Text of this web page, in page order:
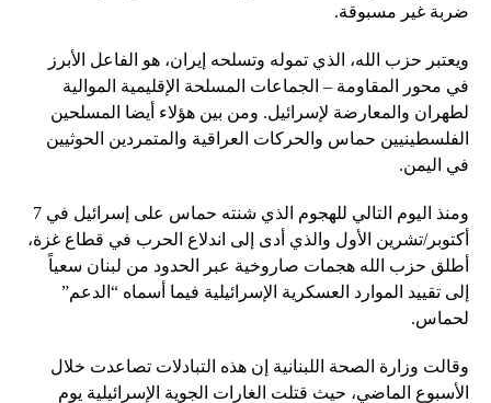
ضربة غير مسبوقة.
ويعتبر حزب الله، الذي تموله وتسلحه إيران، هو الفاعل الأبرز
في محور المقاومة – الجماعات المسلحة الإقليمية الموالية
لطهران والمعارضة لإسرائيل. ومن بين هؤلاء أيضا المسلحين
الفلسطينيين حماس والحركات العراقية والمتمردين الحوثيين
في اليمن.
ومنذ اليوم التالي للهجوم الذي شنته حماس على إسرائيل في 7
أكتوبر/تشرين الأول والذي أدى إلى اندلاع الحرب في قطاع غزة،
أطلق حزب الله هجمات صاروخية عبر الحدود من لبنان سعياً
إلى تقييد الموارد العسكرية الإسرائيلية فيما أسماه “الدعم”
لحماس.
وقالت وزارة الصحة اللبنانية إن هذه التبادلات تصاعدت خلال
الأسبوع الماضي، حيث قتلت الغارات الجوية الإسرائيلية يوم